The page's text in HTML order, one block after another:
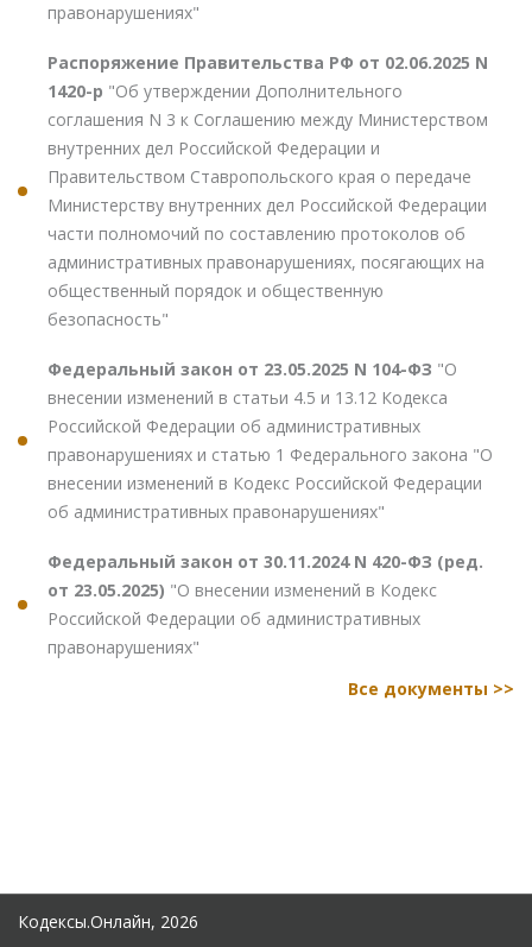
правонарушениях"
Распоряжение Правительства РФ от 02.06.2025 N
1420-р "Об утверждении Дополнительного
соглашения N 3 к Соглашению между Министерством
внутренних дел Российской Федерации и
Правительством Ставропольского края о передаче
Министерству внутренних дел Российской Федерации
части полномочий по составлению протоколов об
административных правонарушениях, посягающих на
общественный порядок и общественную
безопасность"
Федеральный закон от 23.05.2025 N 104-ФЗ "О
внесении изменений в статьи 4.5 и 13.12 Кодекса
Российской Федерации об административных
правонарушениях и статью 1 Федерального закона "О
внесении изменений в Кодекс Российской Федерации
об административных правонарушениях"
Федеральный закон от 30.11.2024 N 420-ФЗ (ред.
от 23.05.2025) "О внесении изменений в Кодекс
Российской Федерации об административных
правонарушениях"
Все документы >>
Кодексы.Онлайн, 2026